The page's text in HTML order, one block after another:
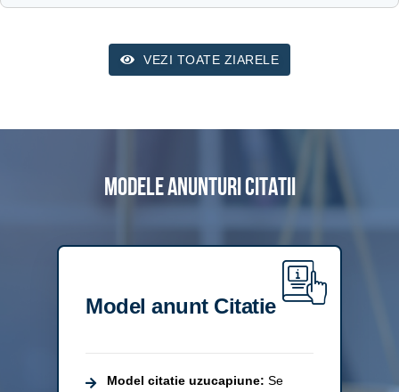
VEZI TOATE ZIARELE
Modele anunturi citatii
Model anunt Citatie
Model citatie uzucapiune: Se